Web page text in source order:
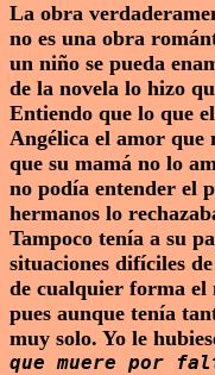
La obra
no es una obra
un niño se pueda
de la novela lo hizo
Entiendo que lo que
Angélica el amor que
que su mamá no lo
no podía entender el
hermanos lo
Tampoco tenía a su
situaciones difíciles
de cualquier forma el
pues aunque tenía
muy solo. Yo le
que muere por